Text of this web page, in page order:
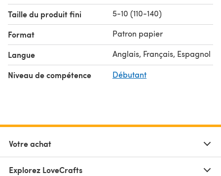
Taille du produit fini 5-10 (110-140)
Format Patron papier
Langue Anglais, Français, Espagnol
Niveau de compétence Débutant
Votre achat
Explorez LoveCrafts